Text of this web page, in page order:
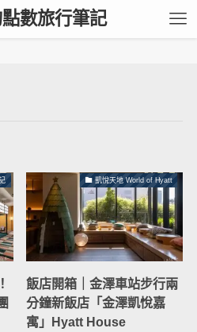
數旅行筆記
凱悅天地 World of Hyatt
飯店開箱｜金澤車站步行兩
分鐘新飯店「金澤凱悅嘉
寓」Hyatt House